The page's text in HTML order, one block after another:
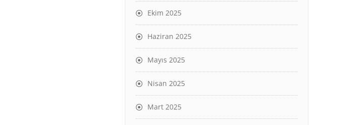
Ekim 2025
Haziran 2025
Mayıs 2025
Nisan 2025
Mart 2025